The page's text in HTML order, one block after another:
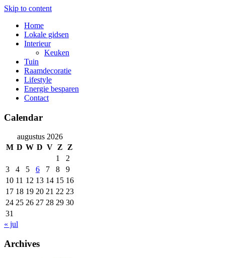
Skip to content
Home
Lokale gidsen
Interieur
Keuken
Tuin
Raamdecoratie
Lifestyle
Energie besparen
Contact
Calendar
augustus 2026
M D W D V Z Z
1
2
3
4 5 6 7 8
9
10 11 12 13 14 15 16
17 18 19 20 21 22 23
24 25 26 27 28 29 30
31
« jul
Archives